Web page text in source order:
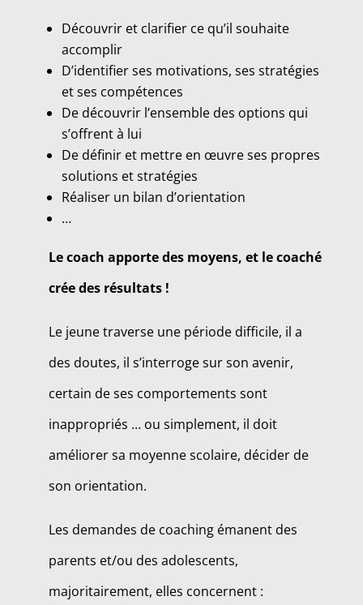
Découvrir et clarifier ce qu’il souhaite
accomplir
D’identifier ses motivations, ses stratégies
et ses compétences
De découvrir l’ensemble des options qui
s’offrent à lui
De définir et mettre en œuvre ses propres
solutions et stratégies
Réaliser un bilan d’orientation
…
Le coach apporte des moyens, et le coaché
crée des résultats !
Le jeune traverse une période difficile, il a
des doutes, il s’interroge sur son avenir,
certain de ses comportements sont
inappropriés … ou simplement, il doit
améliorer sa moyenne scolaire, décider de
son orientation.
Les demandes de coaching émanent des
parents et/ou des adolescents,
majoritairement, elles concernent :